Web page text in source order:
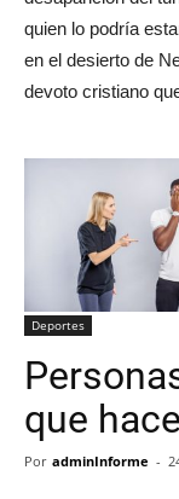
quien lo podría
en el desierto de
devoto cristiano
Deportes
que
Por adminInforme -